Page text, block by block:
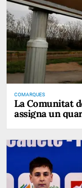
COMARQUES
La Comunitat
assigna un